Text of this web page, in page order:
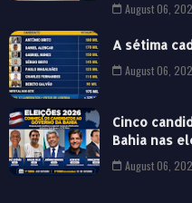
August 06,
A sétima
August 06,
Cinco
Bahia nas
August 06,